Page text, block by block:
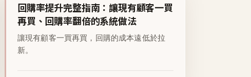
回購率提升完整指南：讓現有顧客一買
再買、回購率翻倍的系統做法
讓現有顧客一買再買，回購的成本遠低於拉
新。